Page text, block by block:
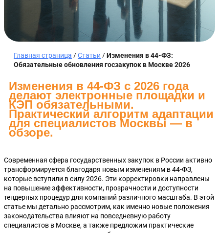
Главная страница /Статьи /Изменения в 44-ФЗ:
Обязательные обновления госзакупок в Москве 2026
Изменения в 44-ФЗ с 2026 года
делают электронные площадки и
КЭП обязательными.
Практический алгоритм адаптации
для специалистов Москвы — в
обзоре.
Современная сфера государственных закупок в России активно
трансформируется благодаря новым изменениям в 44-ФЗ,
которые вступили в силу 2026. Эти корректировки направлены
на повышение эффективности, прозрачности и доступности
тендерных процедур для компаний различного масштаба. В этой
статье мы детально рассмотрим, как именно новые положения
законодательства влияют на повседневную работу
специалистов в Москве, а также предложим практические